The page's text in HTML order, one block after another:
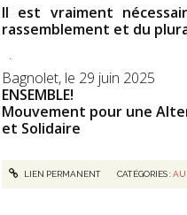
Il est vraiment
rassemblement et du
.
Bagnolet, le 29 juin 2025
ENSEMBLE!
Mouvement pour une
et Solidaire
LIEN PERMANENT CATÉGORIES :AU